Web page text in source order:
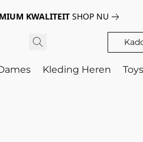
KWALITEIT SHOP NU
Kleding Heren